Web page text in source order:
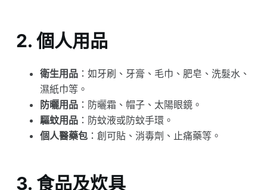
2. 個人用品
衛生用品：如牙刷、牙膏、毛巾、肥皂、洗髮水、
濕紙巾等。
防曬用品：防曬霜、帽子、太陽眼鏡。
驅蚊用品：防蚊液或防蚊手環。
個人醫藥包：創可貼、消毒劑、止痛藥等。
3. 食品及炊具